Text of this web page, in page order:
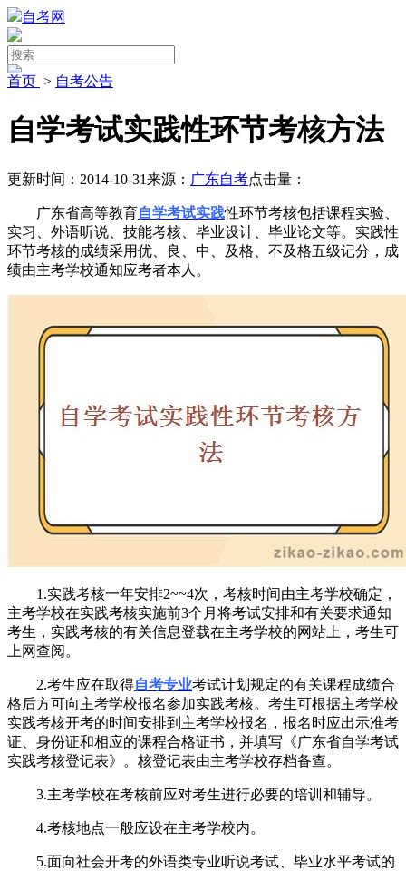
自考网
首页 > 自考公告
自学考试实践性环节考核方法
更新时间：2014-10-31来源： 广东自考点击量：
广东省高等教育自学考试实践性环节考核包括课程实验、
实习、外语听说、技能考核、毕业设计、毕业论文等。实践性
环节考核的成绩采用优、良、中、及格、不及格五级记分，成
绩由主考学校通知应考者本人。
1.实践考核一年安排2~~4次，考核时间由主考学校确定，
主考学校在实践考核实施前3个月将考试安排和有关要求通知
考生，实践考核的有关信息登载在主考学校的网站上，考生可
上网查阅。
2.考生应在取得自考专业考试计划规定的有关课程成绩合
格后方可向主考学校报名参加实践考核。考生可根据主考学校
实践考核开考的时间安排到主考学校报名，报名时应出示准考
证、身份证和相应的课程合格证书，并填写《广东省自学考试
实践考核登记表》。核登记表由主考学校存档备查。
3.主考学校在考核前应对考生进行必要的培训和辅导。
4.考核地点一般应设在主考学校内。
5.面向社会开考的外语类专业听说考试、毕业水平考试的